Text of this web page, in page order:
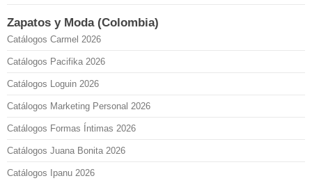
Zapatos y Moda (Colombia)
Catálogos Carmel 2026
Catálogos Pacifika 2026
Catálogos Loguin 2026
Catálogos Marketing Personal 2026
Catálogos Formas Íntimas 2026
Catálogos Juana Bonita 2026
Catálogos Ipanu 2026